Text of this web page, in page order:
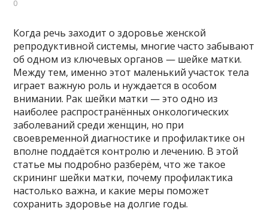
0
Когда речь заходит о здоровье женской
репродуктивной системы, многие часто забывают
об одном из ключевых органов — шейке матки.
Между тем, именно этот маленький участок тела
играет важную роль и нуждается в особом
внимании. Рак шейки матки — это одно из
наиболее распространённых онкологических
заболеваний среди женщин, но при
своевременной диагностике и профилактике он
вполне поддаётся контролю и лечению. В этой
статье мы подробно разберём, что же такое
скрининг шейки матки, почему профилактика
настолько важна, и какие меры поможет
сохранить здоровье на долгие годы.